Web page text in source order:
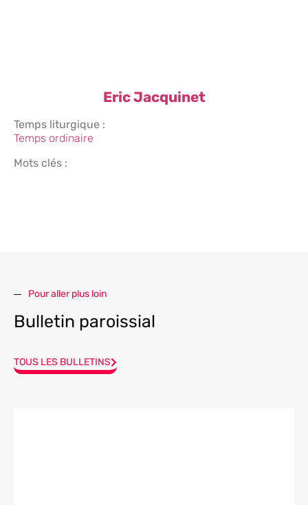
Eric Jacquinet
Temps liturgique :
Temps ordinaire
Mots clés :
Pour aller plus loin
Bulletin paroissial
TOUS LES BULLETINS